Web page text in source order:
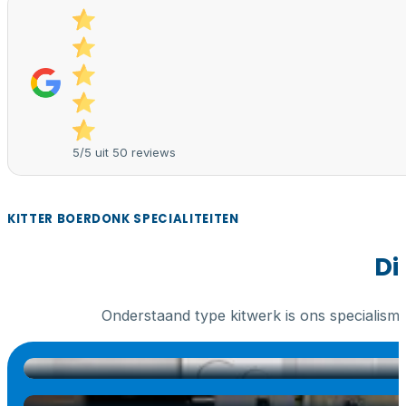
5/5 uit 50 reviews
KITTER BOERDONK SPECIALITEITEN
Onderstaand type kitwerk is ons